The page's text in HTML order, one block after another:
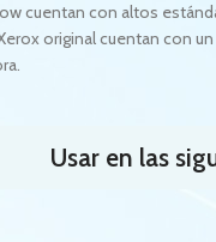
cuentan con altos
original cuentan con
Usar en las